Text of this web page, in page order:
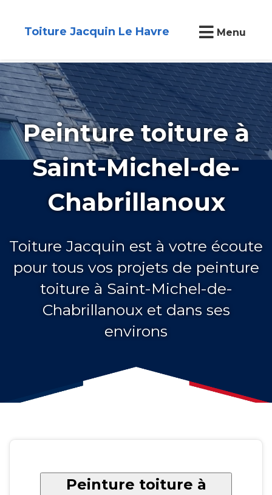
Toiture Jacquin Le Havre Menu
Peinture toiture à
Saint-Michel-de-
Chabrillanoux
Toiture Jacquin est à votre écoute
pour tous vos projets de peinture
toiture à Saint-Michel-de-
Chabrillanoux et dans ses
environs
Peinture toiture à